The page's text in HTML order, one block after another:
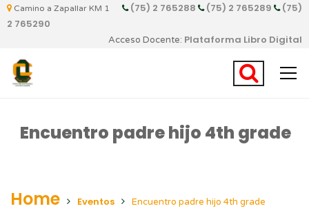
Camino a Zapallar KM 1 (75) 2 765288 (75) 2 765289
(75)
2 765290
Acceso Docente: Plataforma Libro Digital
Encuentro padre hijo 4th grade
Home Eventos Encuentro padre hijo 4th grade